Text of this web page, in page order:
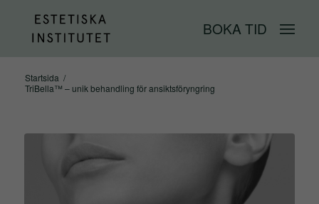
BOKA TID
Startsida /
TriBella™ – unik behandling för ansiktsföryngring